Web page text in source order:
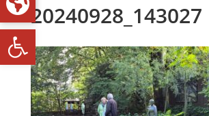
Toolbar openen
20240928_143027